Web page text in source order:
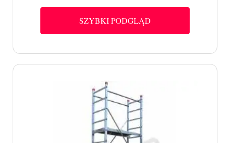
SZYBKI PODGLĄD